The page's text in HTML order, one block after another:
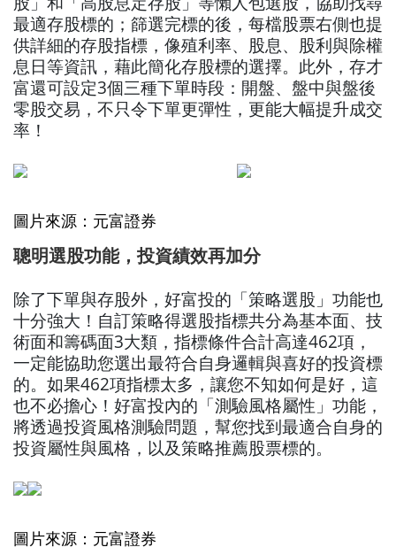
最適存股標的；篩選完標的後，每檔股票右側也提
供詳細的存股指標，像殖利率、股息、股利與除權
息日等資訊，藉此簡化存股標的選擇。此外，存才
富還可設定3個三種下單時段：開盤、盤中與盤後
零股交易，不只令下單更彈性，更能大幅提升成交
率！
圖片來源：元富證券
聰明選股功能，投資績效再加分
除了下單與存股外，好富投的「策略選股」功能也
十分強大！自訂策略得選股指標共分為基本面、技
術面和籌碼面3大類，指標條件合計高達462項，
一定能協助您選出最符合自身邏輯與喜好的投資標
的。如果462項指標太多，讓您不知如何是好，這
也不必擔心！好富投內的「測驗風格屬性」功能，
將透過投資風格測驗問題，幫您找到最適合自身的
投資屬性與風格，以及策略推薦股票標的。
圖片來源：元富證券